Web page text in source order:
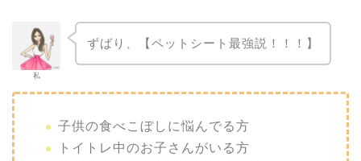
私
ずばり、【ペットシート最強説！！！】
子供の食べこぼしに悩んでる方
トイトレ中のお子さんがいる方